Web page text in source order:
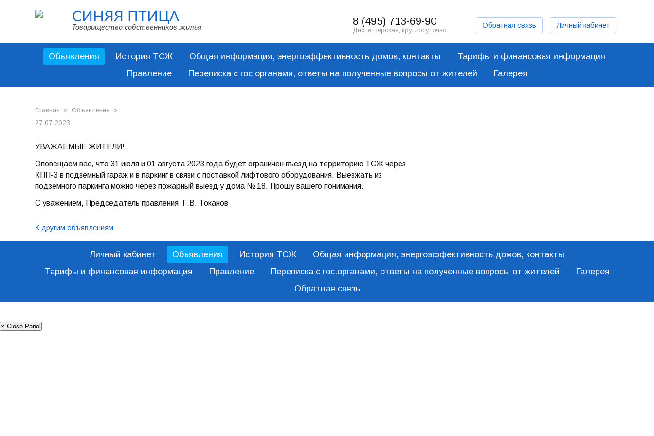
СИНЯЯ ПТИЦА
Товарищество собственников жилья 8 (495) 713-69-90
Диспетчерская, круглосуточно
Обратная связь Личный кабинет
Объявления История ТСЖ Общая информация, энергоэффективность домов, контакты
Тарифы и финансовая информация
Правление
Переписка с гос.органами, ответы на полученные вопросы от жителей Галерея
Главная » Объявления »
27.07.2023
УВАЖАЕМЫЕ ЖИТЕЛИ!
Оповещаем вас, что 31 июля и 01 августа 2023 года будет ограничен въезд на территорию ТСЖ через
КПП-3 в подземный гараж и в паркинг в связи с поставкой лифтового оборудования. Выезжать из
подземного паркинга можно через пожарный выезд у дома № 18. Прошу вашего понимания.
С уважением, Председатель правления Г.В. Токанов
К другим объявлениям
Личный кабинет Объявления История ТСЖ
Общая информация, энергоэффективность домов, контакты
Тарифы и финансовая информация
Правление Переписка с гос.органами, ответы на полученные вопросы от жителей
Галерея
Обратная связь
× Close Panel